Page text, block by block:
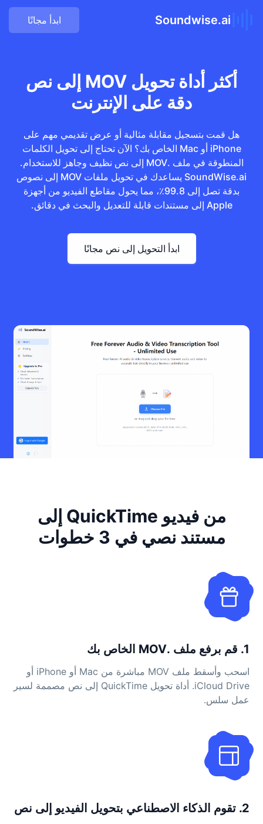
Soundwise.ai ابدأ مجانًا
أكثر أداة تحويل MOV إلى نص
دقة على الإنترنت
هل قمت بتسجيل مقابلة مثالية أو عرض تقديمي مهم على
iPhone أو Mac الخاص بك؟ الآن تحتاج إلى تحويل الكلمات
المنطوقة في ملف .MOV إلى نص نظيف وجاهز للاستخدام.
SoundWise.ai يساعدك في تحويل ملفات MOV إلى نصوص
بدقة تصل إلى 99.8٪، مما يحول مقاطع الفيديو من أجهزة
Apple إلى مستندات قابلة للتعديل والبحث في دقائق.
ابدأ التحويل إلى نص مجانًا
من فيديو QuickTime إلى
مستند نصي في 3 خطوات
1. قم برفع ملف .MOV الخاص بك
اسحب وأسقط ملف MOV مباشرة من Mac أو iPhone أو
iCloud Drive. أداة تحويل QuickTime إلى نص مصممة لسير
عمل سلس.
2. تقوم الذكاء الاصطناعي بتحويل الفيديو إلى نص